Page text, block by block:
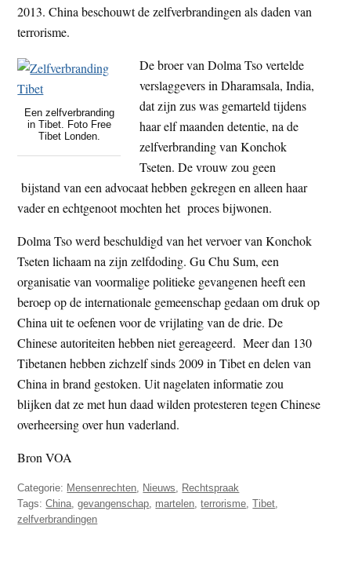
2013. China beschouwt de zelfverbrandingen als daden van
terrorisme.
Een zelfverbranding
in Tibet. Foto Free
Tibet Londen.
De broer van Dolma Tso vertelde
verslaggevers in Dharamsala, India,
dat zijn zus was gemarteld tijdens
haar elf maanden detentie, na de
zelfverbranding van Konchok
Tseten. De vrouw zou geen
bijstand van een advocaat hebben gekregen en alleen haar
vader en echtgenoot mochten het proces bijwonen.
Dolma Tso werd beschuldigd van het vervoer van Konchok
Tseten lichaam na zijn zelfdoding. Gu Chu Sum, een
organisatie van voormalige politieke gevangenen heeft een
beroep op de internationale gemeenschap gedaan om druk op
China uit te oefenen voor de vrijlating van de drie. De
Chinese autoriteiten hebben niet gereageerd. Meer dan 130
Tibetanen hebben zichzelf sinds 2009 in Tibet en delen van
China in brand gestoken. Uit nagelaten informatie zou
blijken dat ze met hun daad wilden protesteren tegen Chinese
overheersing over hun vaderland.
Bron VOA
Categorie: Mensenrechten Nieuws
Rechtspraak
Tags:China ,gevangenschap martelen ,terrorisme ,Tibet
zelfverbrandingen